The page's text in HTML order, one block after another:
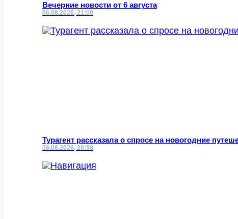
Вечерние новости от 6 августа
06.08.2026, 21:00
Турагент рассказала о спросе на новогодние
06.08.2026, 20:58